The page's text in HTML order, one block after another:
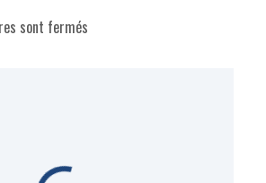
sont fermés